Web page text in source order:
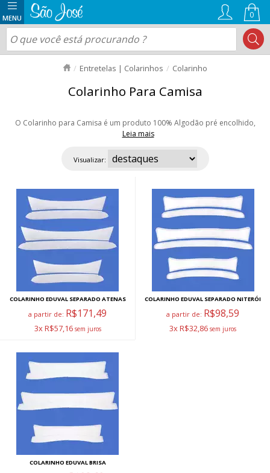
0
Entretelas | Colarinhos Colarinho
Colarinho Para Camisa
O Colarinho para Camisa é um produto 100% Algodão pré encolhido,
Leia mais
Modelos: Brisa (inteiro), Niterói (separado com pontas arredondadas) e o
Atena (pontas mais alongadas). Ideal para camisas sociais e casuais, temos
todo Brasil!
Visualizar:
COLARINHO EDUVAL SEPARADO ATENAS
a partir de: R$171,49
3x R$57,16
COLARINHO EDUVAL SEPARADO NITERÓI
a partir de: R$98,59
3x R$32,86
COLARINHO EDUVAL BRISA